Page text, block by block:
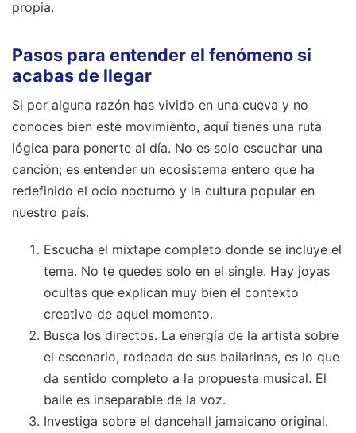
propia.
Pasos para entender el fenómeno si
acabas de llegar
Si por alguna razón has vivido en una cueva y no
conoces bien este movimiento, aquí tienes una ruta
lógica para ponerte al día. No es solo escuchar una
canción; es entender un ecosistema entero que ha
redefinido el ocio nocturno y la cultura popular en
nuestro país.
Escucha el mixtape completo donde se incluye el
tema. No te quedes solo en el single. Hay joyas
ocultas que explican muy bien el contexto
creativo de aquel momento.
Busca los directos. La energía de la artista sobre
el escenario, rodeada de sus bailarinas, es lo que
da sentido completo a la propuesta musical. El
baile es inseparable de la voz.
Investiga sobre el dancehall jamaicano original.